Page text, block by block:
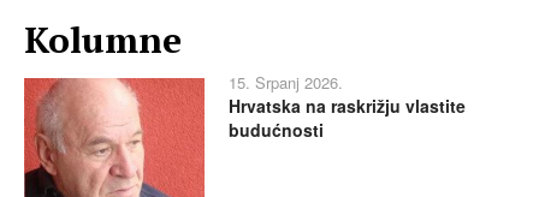
Kolumne
15. Srpanj 2026.
Hrvatska na raskrižju vlastite
budućnosti